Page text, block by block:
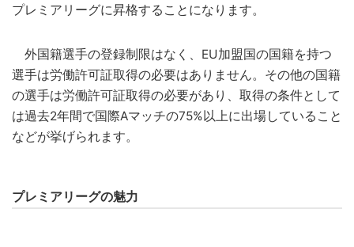
プレミアリーグに昇格することになります。
外国籍選手の登録制限はなく、EU加盟国の国籍を持つ
選手は労働許可証取得の必要はありません。その他の国籍
の選手は労働許可証取得の必要があり、取得の条件として
は過去2年間で国際Aマッチの75%以上に出場していること
などが挙げられます。
プレミアリーグの魅力